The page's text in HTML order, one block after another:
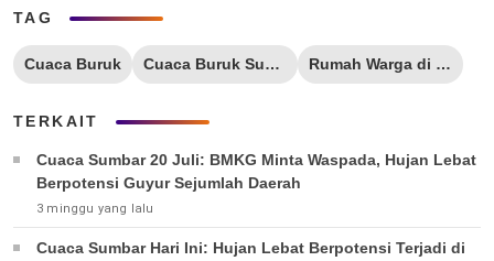
TAG
Cuaca Buruk Cuaca Buruk Sumbar Rumah Warga di Padang Selatan Tertimpa Pohon
TERKAIT
Cuaca Sumbar 20 Juli: BMKG Minta Waspada, Hujan Lebat
Berpotensi Guyur Sejumlah Daerah
3 minggu yang lalu
Cuaca Sumbar Hari Ini: Hujan Lebat Berpotensi Terjadi di